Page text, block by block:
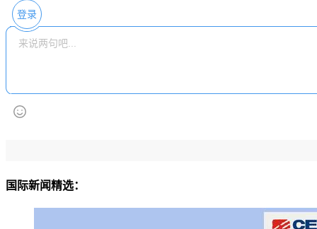
登录
国际新闻精选：